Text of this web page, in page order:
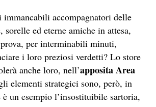
immancabili accompagnatori delle
sorelle ed eterne amiche in attesa,
per interminabili minuti,
i loro preziosi verdetti? Lo store
anche loro, nell’apposita Area
elementi strategici sono, però, in
un esempio l’insostituibile sartoria,